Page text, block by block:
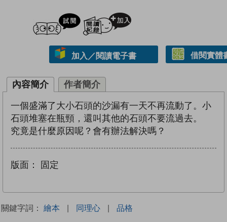
試閲
加入／閱讀電子書 借閱實體
內容簡介 作者簡介
一個盛滿了大小石頭的沙漏有一天不再流動了。小
石頭堆塞在瓶頸，還叫其他的石頭不要流過去。
究竟是什麼原因呢？會有辦法解決嗎？
版面： 固定
關鍵字詞： 繪本 | 同理心 | 品格